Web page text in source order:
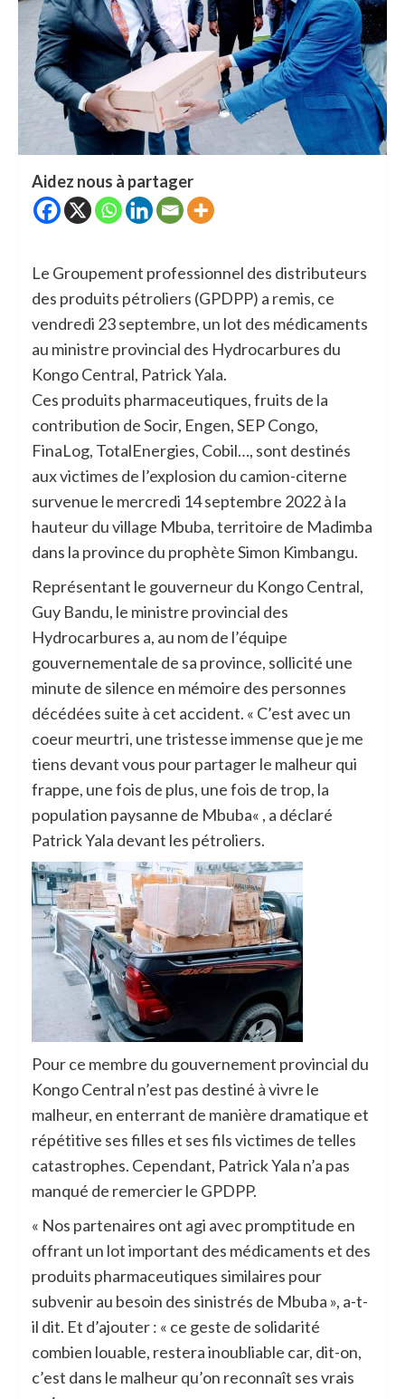
Aidez nous à partager
Le Groupement professionnel des distributeurs
des produits pétroliers (GPDPP) a remis, ce
vendredi 23 septembre, un lot des médicaments
au ministre provincial des Hydrocarbures du
Kongo Central, Patrick Yala.
Ces produits pharmaceutiques, fruits de la
contribution de Socir, Engen, SEP Congo,
FinaLog, TotalEnergies, Cobil…, sont destinés
aux victimes de l’explosion du camion-citerne
survenue le mercredi 14 septembre 2022 à la
hauteur du village Mbuba, territoire de Madimba
dans la province du prophète Simon Kimbangu.
Représentant le gouverneur du Kongo Central,
Guy Bandu, le ministre provincial des
Hydrocarbures a, au nom de l’équipe
gouvernementale de sa province, sollicité une
minute de silence en mémoire des personnes
décédées suite à cet accident. « C’est avec un
coeur meurtri, une tristesse immense que je me
tiens devant vous pour partager le malheur qui
frappe, une fois de plus, une fois de trop, la
population paysanne de Mbuba« , a déclaré
Patrick Yala devant les pétroliers.
Pour ce membre du gouvernement provincial du
Kongo Central n’est pas destiné à vivre le
malheur, en enterrant de manière dramatique et
répétitive ses filles et ses fils victimes de telles
catastrophes. Cependant, Patrick Yala n’a pas
manqué de remercier le GPDPP.
« Nos partenaires ont agi avec promptitude en
offrant un lot important des médicaments et des
produits pharmaceutiques similaires pour
subvenir au besoin des sinistrés de Mbuba », a-t-
il dit. Et d’ajouter : « ce geste de solidarité
combien louable, restera inoubliable car, dit-on,
c’est dans le malheur qu’on reconnaît ses vrais